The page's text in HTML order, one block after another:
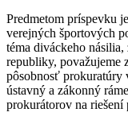
Predmetom príspevku
verejných športových
téma diváckeho
republiky, považujeme
pôsobnosť prokuratúry
ústavný a zákonný
prokurátorov na riešení